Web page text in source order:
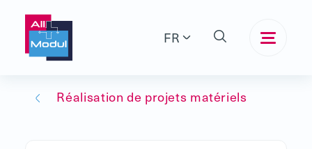
FR
Réalisation de projets matériels